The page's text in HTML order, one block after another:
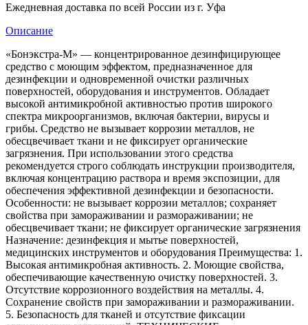
Ежедневная доставка по всей России из г. Уфа
Описание
«Бонэкстра-М» — концентрированное дезинфицирующее
средство с моющим эффектом, предназначенное для
дезинфекции и одновременной очистки различных
поверхностей, оборудования и инструментов. Обладает
высокой антимикробной активностью против широкого
спектра микроорганизмов, включая бактерии, вирусы и
грибы. Средство не вызывает коррозии металлов, не
обесцвечивает ткани и не фиксирует органические
загрязнения. При использовании этого средства
рекомендуется строго соблюдать инструкции производителя,
включая концентрацию раствора и время экспозиции, для
обеспечения эффективной дезинфекции и безопасности.
Особенности: не вызывает коррозии металлов; сохраняет
свойства при замораживании и размораживании; не
обесцвечивает ткани; не фиксирует органические загрязнения
Назначение: дезинфекция и мытье поверхностей,
медицинских инструментов и оборудования Преимущества: 1.
Высокая антимикробная активность. 2. Моющие свойства,
обеспечивающие качественную очистку поверхностей. 3.
Отсутствие коррозионного воздействия на металлы. 4.
Сохранение свойств при замораживании и размораживании.
5. Безопасность для тканей и отсутствие фиксации